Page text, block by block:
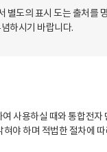
도의 표시 도는 출처
하시기 바랍니다.
사용하실 때와 통합전
하며 적법한 절차에